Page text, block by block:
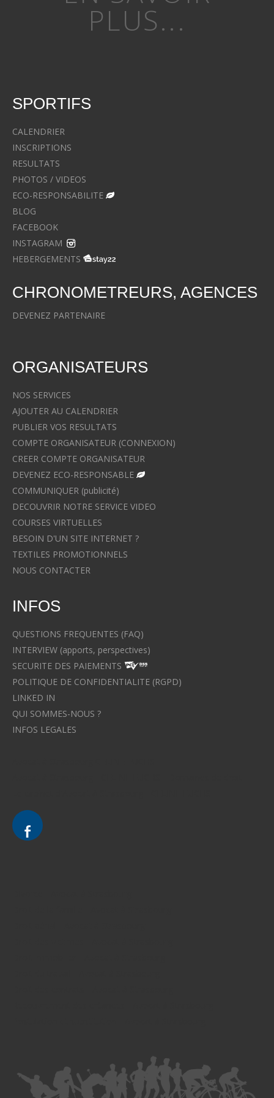
PLUS...
SPORTIFS
CALENDRIER
INSCRIPTIONS
RESULTATS
PHOTOS / VIDEOS
ECO-RESPONSABILITE
BLOG
FACEBOOK
INSTAGRAM
HEBERGEMENTS
CHRONOMETREURS, AGENCES
DEVENEZ PARTENAIRE
ORGANISATEURS
NOS SERVICES
AJOUTER AU CALENDRIER
PUBLIER VOS RESULTATS
COMPTE ORGANISATEUR (CONNEXION)
CREER COMPTE ORGANISATEUR
DEVENEZ ECO-RESPONSABLE
COMMUNIQUER (publicité)
DECOUVRIR NOTRE SERVICE VIDEO
COURSES VIRTUELLES
BESOIN D'UN SITE INTERNET ?
TEXTILES PROMOTIONNELS
NOUS CONTACTER
INFOS
QUESTIONS FREQUENTES (FAQ)
INTERVIEW (apports, perspectives)
SECURITE DES PAIEMENTS
POLITIQUE DE CONFIDENTIALITE (RGPD)
LINKED IN
QUI SOMMES-NOUS ?
INFOS LEGALES